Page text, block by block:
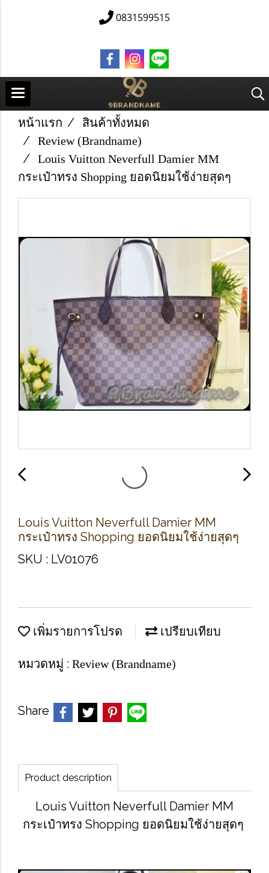
0831599515
หน้าแรก
สินค้าทั้งหมด
Review (Brandname)
Louis Vuitton Neverfull Damier MM
กระเป๋าทรง Shopping ยอดนิยมใช้ง่ายสุดๆ
Louis Vuitton Neverfull Damier MM
กระเป๋าทรง Shopping ยอดนิยมใช้ง่ายสุดๆ
SKU : LV01076
เพิ่มรายการโปรด เปรียบเทียบ
หมวดหมู่ : Review (Brandname)
Share
Product description
Louis Vuitton Neverfull Damier MM
กระเป๋าทรง Shopping ยอดนิยมใช้ง่ายสุดๆ